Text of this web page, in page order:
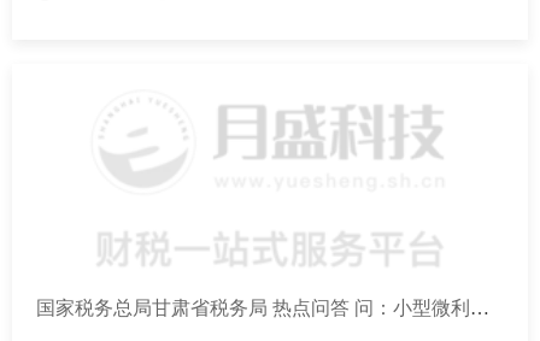
国家税务总局甘肃省税务局 热点问答 问：小型微利企业减半征收所得税政策具体内容是啥？